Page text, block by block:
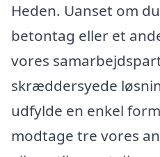
Heden. Uanset om
betontag eller et
vores
skræddersyede
udfylde en enkel
modtage tre vores